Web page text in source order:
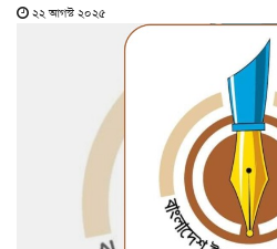
২২ আগস্ট ২০২৫